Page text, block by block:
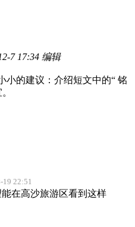
7 17:34 编辑
的建议：介绍短文中的“ 铭
19 22:51
在高沙旅游区看到这样